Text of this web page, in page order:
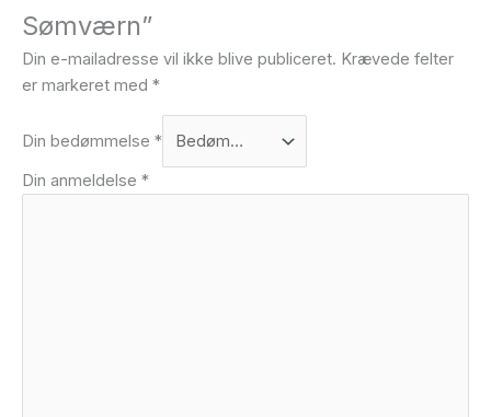
Sømværn”
Din e-mailadresse vil ikke blive publiceret. Krævede felter
er markeret med *
Din bedømmelse *
Din anmeldelse *